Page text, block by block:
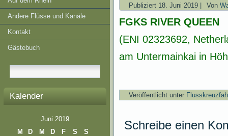
Andere Flüsse und Kanäle
Kontakt
Gästebuch
Kalender
Juni 2019
M
D M D F S
S
Publiziert 18. Juni 2019 Von
FGKS RIVER QUEEN
(ENI 02323692,
am Untermainkai in
Veröffentlicht unter
Schreibe einen